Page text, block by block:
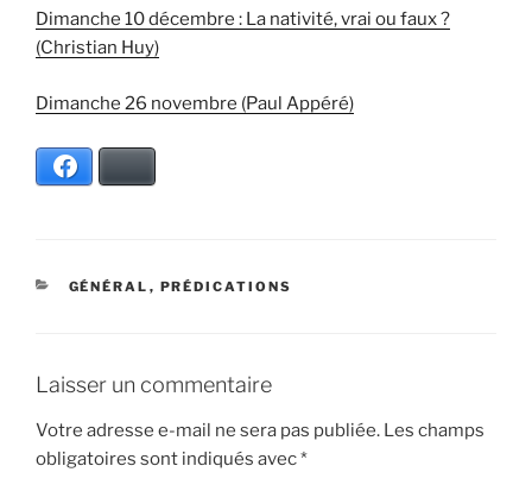
Dimanche 10 décembre : La nativité, vrai ou faux ?
(Christian Huy)
Dimanche 26 novembre (Paul Appéré)
CATÉGORIES
GÉNÉRAL , PRÉDICATIONS
Laisser un commentaire
Votre adresse e-mail ne sera pas publiée. Les champs
obligatoires sont indiqués avec*